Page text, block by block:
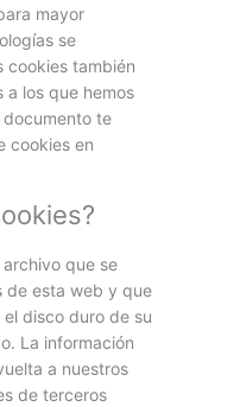
mayor
se
cookies también
a los que hemos
te
cookies en
que se
de esta web y que
disco duro de su
La información
a nuestros
de terceros